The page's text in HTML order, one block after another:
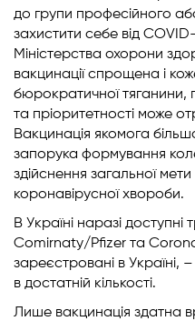
до групи професійного
захистити себе від
Міністерства охорони
вакцинації спрощена і
бюрократичної тяганини,
та пріоритетності може
Вакцинація якомога
запорука формування
здійснення загальної
коронавірусної хвороби.
В Україні наразі
Comirnaty/Pfizer та
зареєстровані в Україні,
в достатній кількості.
Лише вакцинація здатна